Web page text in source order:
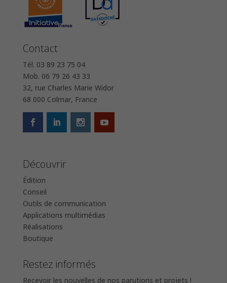
Contact
Tél. 03 89 23 75 04
Mob. 06 79 26 43 33
32, rue Charles Marie Widor
68 000 Colmar, France
Découvrir
Édition
Conseil
Outils de communication
Applications multimédias
Réalisations
Boutique
Restez informés
Recevoir les nouvelles de nos parutions et projets !